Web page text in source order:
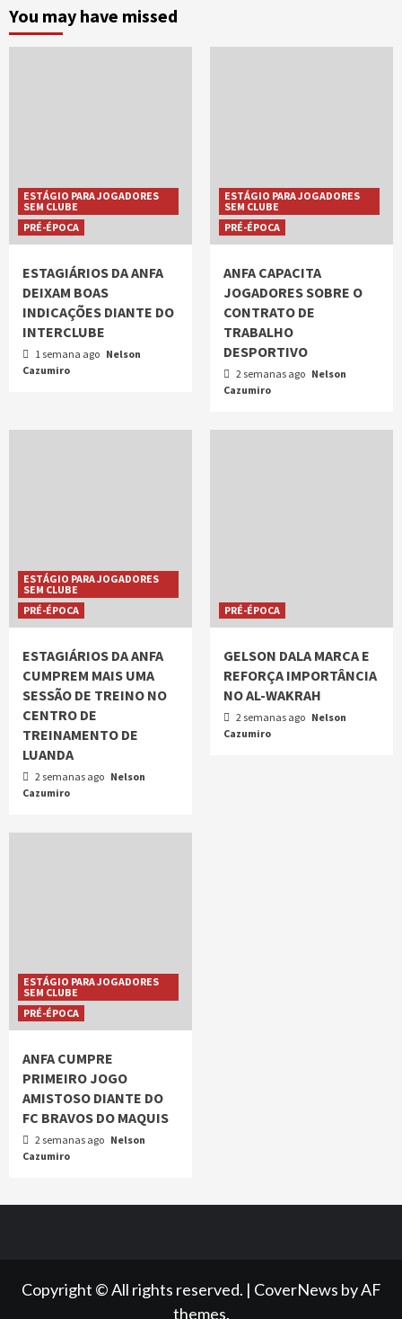
You may have missed
ESTÁGIO PARA JOGADORES
SEM CLUBE
PRÉ-ÉPOCA
ESTAGIÁRIOS DA ANFA
DEIXAM BOAS
INDICAÇÕES DIANTE DO
INTERCLUBE
1 semana ago Nelson
Cazumiro
ESTÁGIO PARA JOGADORES
SEM CLUBE
PRÉ-ÉPOCA
ANFA CAPACITA
JOGADORES SOBRE O
CONTRATO DE
TRABALHO
DESPORTIVO
2 semanas ago Nelson
Cazumiro
ESTÁGIO PARA JOGADORES
SEM CLUBE
PRÉ-ÉPOCA
ESTAGIÁRIOS DA ANFA
CUMPREM MAIS UMA
SESSÃO DE TREINO NO
CENTRO DE
TREINAMENTO DE
LUANDA
2 semanas ago Nelson
Cazumiro
PRÉ-ÉPOCA
GELSON DALA MARCA E
REFORÇA IMPORTÂNCIA
NO AL-WAKRAH
2 semanas ago Nelson
Cazumiro
ESTÁGIO PARA JOGADORES
SEM CLUBE
PRÉ-ÉPOCA
ANFA CUMPRE
PRIMEIRO JOGO
AMISTOSO DIANTE DO
FC BRAVOS DO MAQUIS
2 semanas ago Nelson
Cazumiro
Copyright © All rights reserved. | CoverNews by AF
themes.